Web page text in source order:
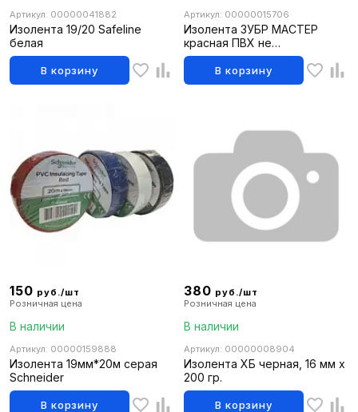
Артикул: 00000041882
Изолента 19/20 Safeline
белая
В корзину
Артикул: 00000015706
Изолента ЗУБР МАСТЕР
красная ПВХ не
поддерживающая горение
6000в 15ммх10м
В корзину
150 руб./шт
Розничная цена
В наличии
Артикул: 00000159888
Изолента 19мм*20м серая
Schneider
В корзину
380 руб./шт
Розничная цена
В наличии
Артикул: 00000008904
Изолента ХБ черная, 16 мм х
200 гр.
В корзину